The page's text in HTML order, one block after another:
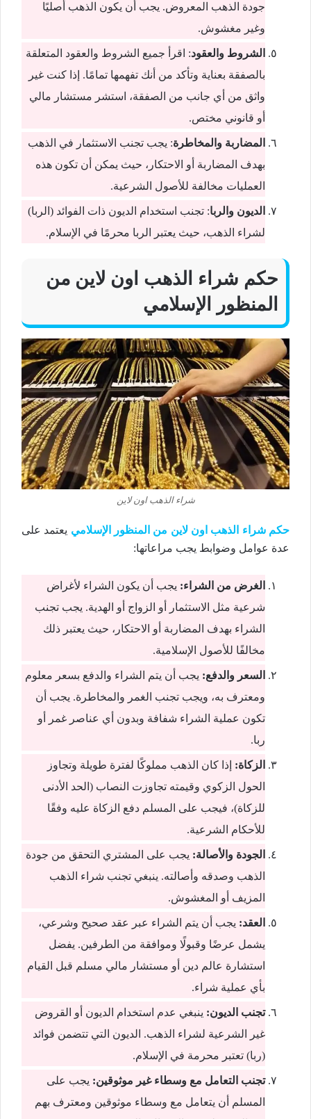
جودة الذهب المعروض. يجب أن يكون الذهب أصليًا
وغير مغشوش.
الشروط والعقود: اقرأ جميع الشروط والعقود المتعلقة
بالصفقة بعناية وتأكد من أنك تفهمها تمامًا. إذا كنت غير
واثق من أي جانب من الصفقة، استشر مستشار مالي
أو قانوني مختص.
المضاربة والمخاطرة: يجب تجنب الاستثمار في الذهب
بهدف المضاربة أو الاحتكار، حيث يمكن أن تكون هذه
العمليات مخالفة للأصول الشرعية.
الديون والربا: تجنب استخدام الديون ذات الفوائد (الربا)
لشراء الذهب، حيث يعتبر الربا محرمًا في الإسلام.
حكم شراء الذهب اون لاين من
المنظور الإسلامي
شراء الذهب اون لاين
حكم شراء الذهب اون لاين من المنظور الإسلامي يعتمد على
عدة عوامل وضوابط يجب مراعاتها:
الغرض من الشراء: يجب أن يكون الشراء لأغراض
شرعية مثل الاستثمار أو الزواج أو الهدية. يجب تجنب
الشراء بهدف المضاربة أو الاحتكار، حيث يعتبر ذلك
مخالفًا للأصول الإسلامية.
السعر والدفع: يجب أن يتم الشراء والدفع بسعر معلوم
ومعترف به، ويجب تجنب الغمر والمخاطرة. يجب أن
تكون عملية الشراء شفافة وبدون أي عناصر غمر أو
ربا.
الزكاة: إذا كان الذهب مملوكًا لفترة طويلة وتجاوز
الحول الزكوي وقيمته تجاوزت النصاب (الحد الأدنى
للزكاة)، فيجب على المسلم دفع الزكاة عليه وفقًا
للأحكام الشرعية.
الجودة والأصالة: يجب على المشتري التحقق من جودة
الذهب وصدقه وأصالته. ينبغي تجنب شراء الذهب
المزيف أو المغشوش.
العقد: يجب أن يتم الشراء عبر عقد صحيح وشرعي،
يشمل عرضًا وقبولًا وموافقة من الطرفين. يفضل
استشارة عالم دين أو مستشار مالي مسلم قبل القيام
بأي عملية شراء.
تجنب الديون: ينبغي عدم استخدام الديون أو القروض
غير الشرعية لشراء الذهب. الديون التي تتضمن فوائد
(ربا) تعتبر محرمة في الإسلام.
تجنب التعامل مع وسطاء غير موثوقين: يجب على
المسلم أن يتعامل مع وسطاء موثوقين ومعترف بهم